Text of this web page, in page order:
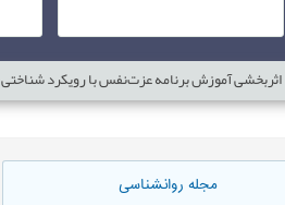
اثربخشی آموزش برنامه عزت‌‌نفس با رویکرد
مجله روانشناسی